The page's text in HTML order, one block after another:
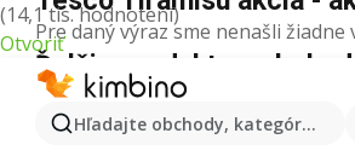
(14,1 tis. hodnotení)
Otvoriť
Hľadajte obchody, kategórie,
Pre daný výraz sme nenašli žiadne
Ďalšie produkty v